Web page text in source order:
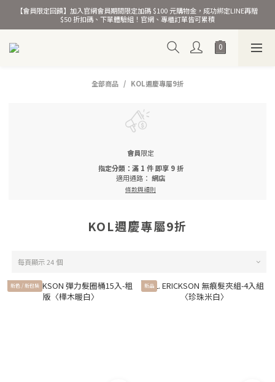
熱銷千萬條彈力髮圈！
【會員限定回饋】加入官網會員期間限定加碼 $100 元購物金，成功綁定LINE再贈
$50 折扣碼、下單體驗組！官網、專櫃訂單皆可累積
熱銷千萬條彈力髮圈！
全部商品 KOL週慶專屬9折
會員限定
指定分類：滿 1 件 即享 9 折
適用通路： 網店
條款與細則
KOL週慶專屬9折
每頁顯示 24 個
新色 / 新包裝 新品